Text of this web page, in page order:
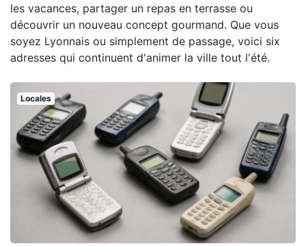
les vacances, partager un repas en terrasse ou
découvrir un nouveau concept gourmand. Que vous
soyez Lyonnais ou simplement de passage, voici six
adresses qui continuent d'animer la ville tout l'été.
Locales